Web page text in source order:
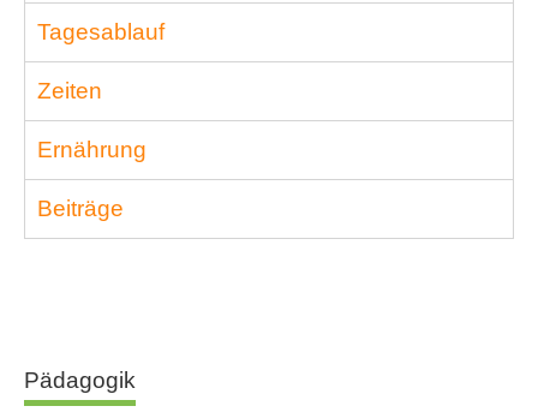
Tagesablauf
Zeiten
Ernährung
Beiträge
Pädagogik